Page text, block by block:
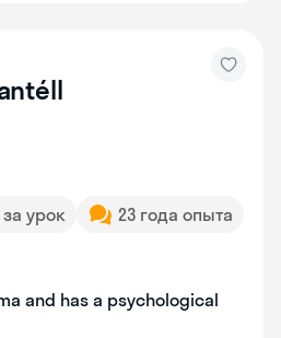
за урок
23 года опыта
and has a psychological